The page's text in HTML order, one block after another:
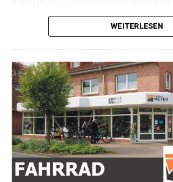
Hür­den aus dem Weg zu räu­men“,
Damit alle Senio­rin­nen und
bot Kennt­nis haben, wird den
WEITERLESEN